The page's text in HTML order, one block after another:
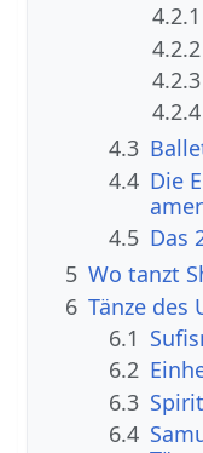
4.2.1
4.2.2
4.2.3
4.2.4
4.3
4.4 Die
4.5 Das
5 Wo tanzt
6 Tänze des
6.1
6.2
6.3
6.4